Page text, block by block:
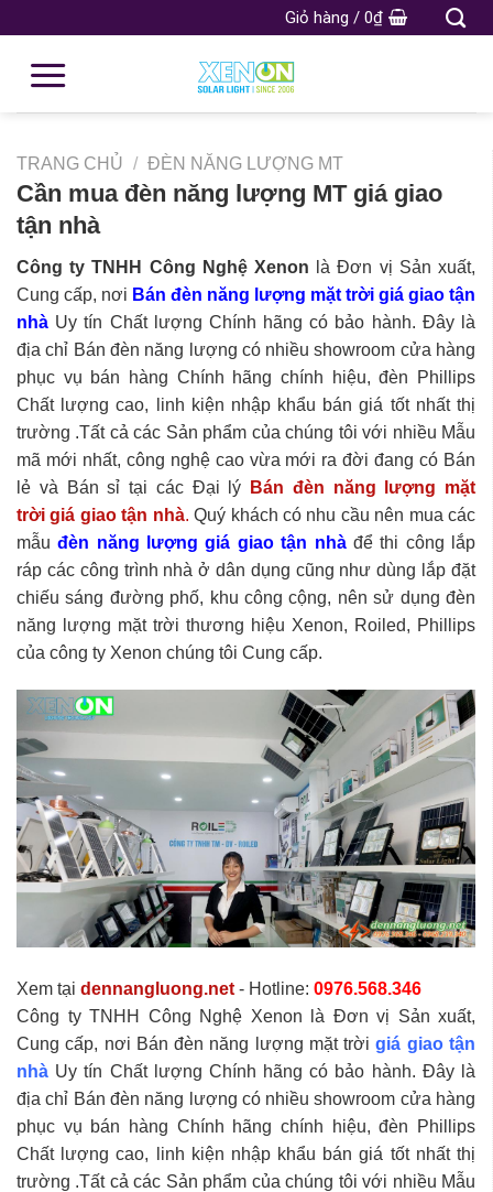
Giỏ hàng / 0₫
TRANG CHỦ / ĐÈN NĂNG LƯỢNG MT
Cần mua đèn năng lượng MT giá giao
tận nhà
Công ty TNHH Công Nghệ Xenon là Đơn vị Sản xuất,
Cung cấp, nơi Bán đèn năng lượng mặt trời giá giao tận
nhà Uy tín Chất lượng Chính hãng có bảo hành. Đây là
địa chỉ Bán đèn năng lượng có nhiều showroom cửa hàng
phục vụ bán hàng Chính hãng chính hiệu, đèn Phillips
Chất lượng cao, linh kiện nhập khẩu bán giá tốt nhất thị
trường .Tất cả các Sản phẩm của chúng tôi với nhiều Mẫu
mã mới nhất, công nghệ cao vừa mới ra đời đang có Bán
lẻ và Bán sỉ tại các Đại lý
Bán đèn năng lượng mặt
trờigiá giao tận nhà. Quý khách có nhu cầu nên mua các
mẫuđèn năng lượng giá giao tận nhàđể thi công lắp
ráp các công trình nhà ở dân dụng cũng như dùng lắp đặt
chiếu sáng đường phố, khu công cộng, nên sử dụng đèn
năng lượng mặt trời thương hiệu Xenon, Roiled, Phillips
của công ty Xenon chúng tôi Cung cấp.
Xem tại dennangluong.net - Hotline: 0976.568.346
Công ty TNHH Công Nghệ Xenon là Đơn vị Sản xuất,
Cung cấp, nơi Bán đèn năng lượng mặt trờigiá giao tận
nhà Uy tín Chất lượng Chính hãng có bảo hành. Đây là
địa chỉ Bán đèn năng lượng có nhiều showroom cửa hàng
phục vụ bán hàng Chính hãng chính hiệu, đèn Phillips
Chất lượng cao, linh kiện nhập khẩu bán giá tốt nhất thị
trường .Tất cả các Sản phẩm của chúng tôi với nhiều Mẫu